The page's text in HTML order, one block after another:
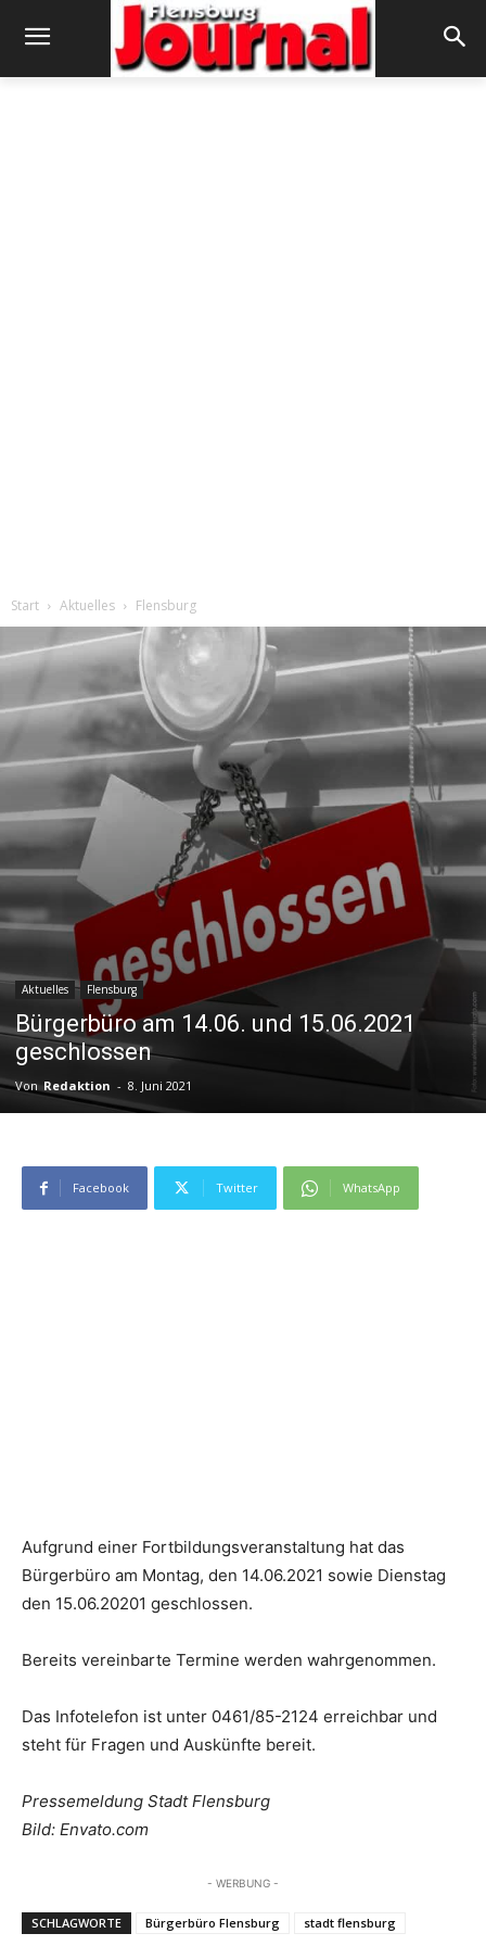
Start Aktuelles Flensburg
Aktuelles Flensburg
Bürgerbüro am 14.06. und 15.06.2021
geschlossen
Von Redaktion - 8. Juni 2021
Facebook Twitter WhatsApp
Aufgrund einer Fortbildungsveranstaltung hat das
Bürgerbüro am Montag, den 14.06.2021 sowie Dienstag
den 15.06.20201 geschlossen.
Bereits vereinbarte Termine werden wahrgenommen.
Das Infotelefon ist unter 0461/85-2124 erreichbar und
steht für Fragen und Auskünfte bereit.
Pressemeldung Stadt Flensburg
Bild: Envato.com
- WERBUNG -
SCHLAGWORTE Bürgerbüro Flensburg stadt flensburg